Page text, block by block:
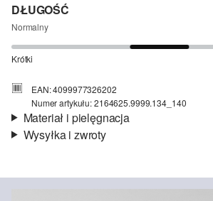
DŁUGOŚĆ
Normalny
Krótki
EAN: 4099977326202
Numer artykułu: 2164625.9999.134_140
Materiał i pielęgnacja
Wysyłka i zwroty
Czas dostawy jest wyświetlany podczas